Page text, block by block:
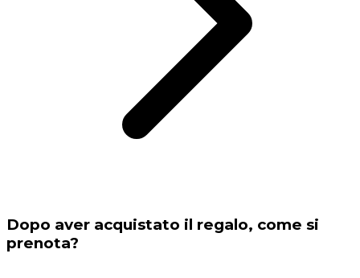
Dopo aver acquistato il regalo, come si
prenota?